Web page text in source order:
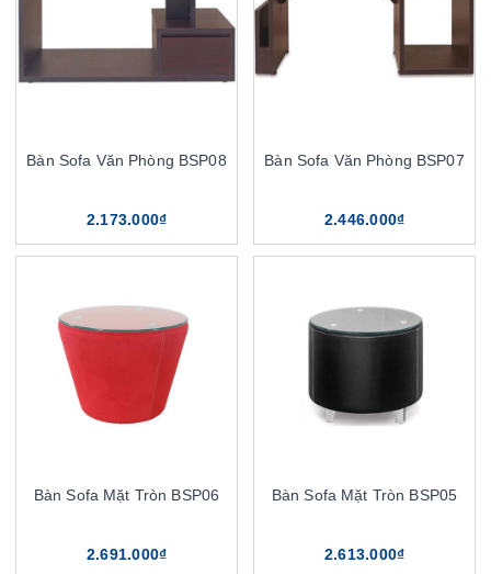
Bàn Sofa Văn Phòng BSP08
2.173.000₫
Bàn Sofa Văn Phòng BSP07
2.446.000₫
Bàn Sofa Mặt Tròn BSP06
2.691.000₫
Bàn Sofa Mặt Tròn BSP05
2.613.000₫